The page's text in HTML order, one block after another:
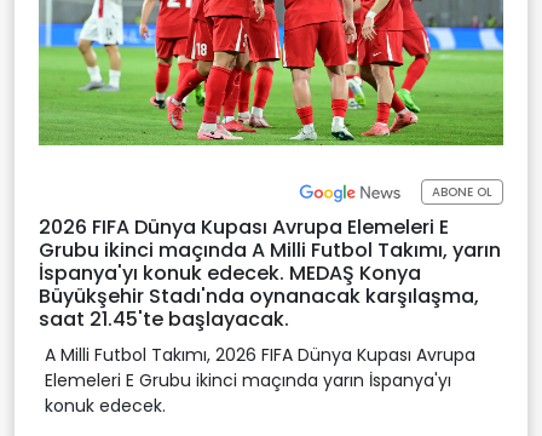
ABONE OL
2026 FIFA Dünya Kupası Avrupa Elemeleri E
Grubu ikinci maçında A Milli Futbol Takımı, yarın
İspanya'yı konuk edecek. MEDAŞ Konya
Büyükşehir Stadı'nda oynanacak karşılaşma,
saat 21.45'te başlayacak.
A Milli Futbol Takımı, 2026 FIFA Dünya Kupası Avrupa
Elemeleri E Grubu ikinci maçında yarın İspanya'yı
konuk edecek.